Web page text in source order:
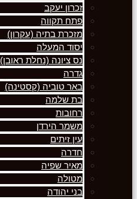
זכרון יעקב
פתח תקווה
מזכרת בתיה (עקרון)
יסוד המעלה
נס ציונה (נחלת ראובן)
גדרה
באר טוביה (קסטינה)
בת שלמה
רחובות
משמר הירדן
עין זיתים
חדרה
מאיר שפיה
מטולה
בני יהודה